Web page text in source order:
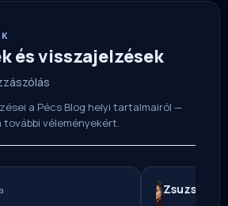
és visszajelzések
a Pécs Blog helyi tartalmairól —
további véleményekért.
Zsuzsa T.